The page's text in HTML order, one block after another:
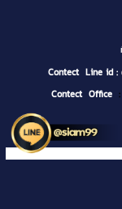
ที่อยู่บริษัท
Contect Line id :
Contect Office :